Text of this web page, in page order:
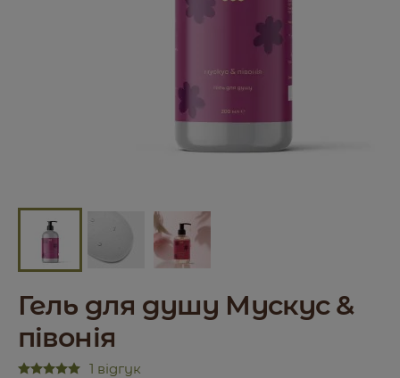
Гель для душу Мускус &
півонія
1 відгук